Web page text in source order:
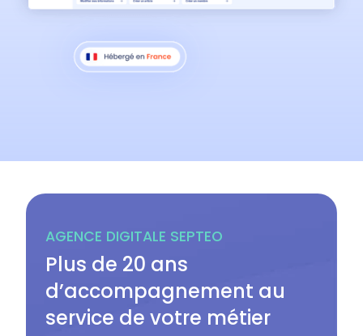
AGENCE DIGITALE SEPTEO
Plus de 20 ans
d’accompagnement au
service de votre métier